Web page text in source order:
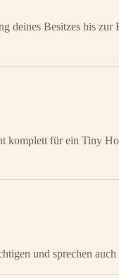
deines Besitzes bis
komplett für ein Tiny
und sprechen